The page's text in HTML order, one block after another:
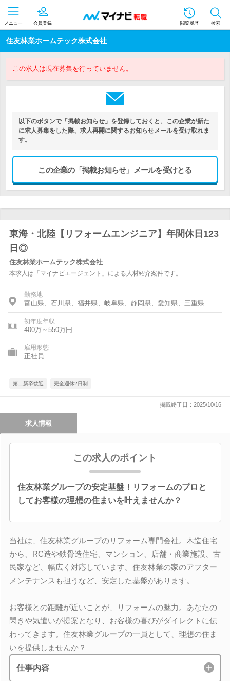
メニュー 会員登録 閲覧履歴 検索
住友林業ホームテック株式会社
この求人は現在募集を行っていません。
以下のボタンで「掲載お知らせ」を登録しておくと、この企業が新た
に求人募集をした際、求人再開に関するお知らせメールを受け取れま
す。
この企業の「掲載お知らせ」メールを受けとる
東海・北陸【リフォームエンジニア】年間休日123
日◎
住友林業ホームテック株式会社
本求人は「マイナビエージェント」による人材紹介案件です。
勤務地
富山県、石川県、福井県、岐阜県、静岡県、愛知県、三重県
初年度年収
400万～550万円
雇用形態
正社員
第二新卒歓迎 完全週休2日制
掲載終了日：2025/10/16
求人情報
この求人のポイント
住友林業グループの安定基盤！リフォームのプロと
してお客様の理想の住まいを叶えませんか？
当社は、住友林業グループのリフォーム専門会社。木造住宅
から、RC造や鉄骨造住宅、マンション、店舗・商業施設、古
民家など、幅広く対応しています。住友林業の家のアフター
メンテナンスも担うなど、安定した基盤があります。
お客様との距離が近いことが、リフォームの魅力。あなたの
閃きや気遣いが提案となり、お客様の喜びがダイレクトに伝
わってきます。住友林業グループの一員として、理想の住ま
いを提供しませんか？
仕事内容